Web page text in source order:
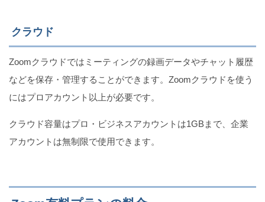
クラウド
Zoomクラウドではミーティングの録画データやチャット履歴
などを保存・管理することができます。Zoomクラウドを使う
にはプロアカウント以上が必要です。
クラウド容量はプロ・ビジネスアカウントは1GBまで、企業
アカウントは無制限で使用できます。